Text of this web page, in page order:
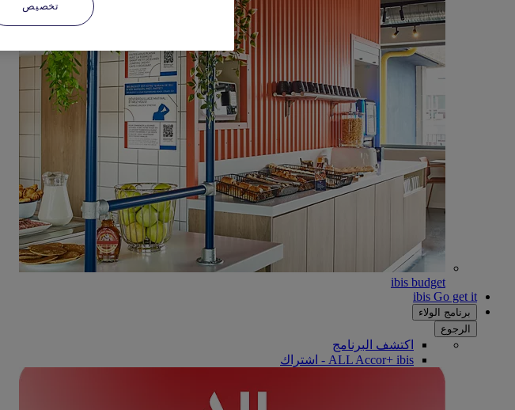
ibis budget
ibis Go get it
برنامج الولاء
الرجوع
اكتشف البرنامج
ALL Accor+ ibis - اشتراك
تخصيص